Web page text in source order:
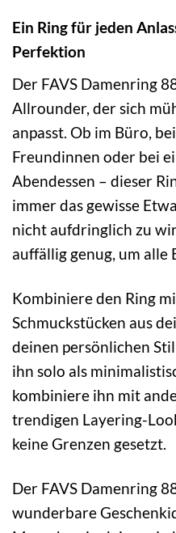
Ein Ring für jeden
Perfektion
Der FAVS Damenring
Allrounder, der sich
anpasst. Ob im Büro,
Freundinnen oder bei
Abendessen – dieser
immer das gewisse
nicht aufdringlich zu
auffällig genug, um alle
Kombiniere den Ring
Schmuckstücken aus
deinen persönlichen
ihn solo als
kombiniere ihn mit
trendigen Layering-
keine Grenzen gesetzt.
Der FAVS Damenring
wunderbare